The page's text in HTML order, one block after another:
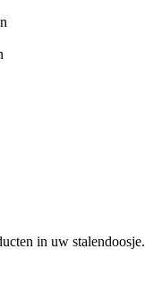
in uw stalendoosje.